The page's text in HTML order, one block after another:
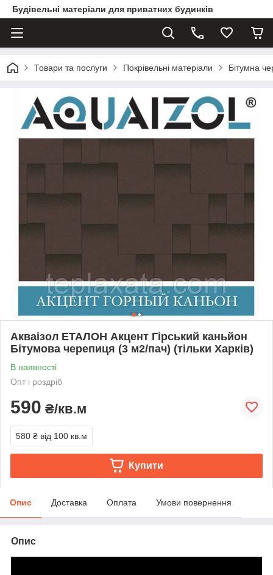
Будівельні матеріали для приватних будинків
Товари та послуги Покрівельні матеріали Бітумна
Акваізол ЕТАЛОН Акцент Гірський каньйон
Бітумова черепиця (3 м2/пач) (тільки Харків)
В наявності
Опт і роздріб
590 ₴/кв.м
580 ₴ від 100 кв.м
Купити
Опис Доставка Оплата Умови повернення
Опис